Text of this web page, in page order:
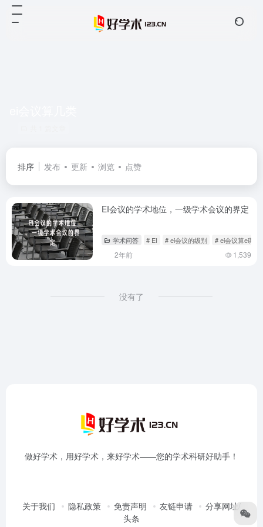
排序 发布 更新 浏览 点赞
EI会议的学术地位，一级学术会议的界定
学术问答 # EI # ei会议的级别 # ei会议算ei期
2年前 1,539
没有了
做好学术，用好学术，来好学术——您的学术科研好助手！
关于我们 隐私政策 免责声明 友链申请
分享网址/
头条